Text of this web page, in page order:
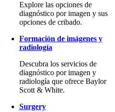
Explore las opciones de
diagnóstico por imagen y sus
opciones de cribado.
Formación de imágenes y
radiología
Descubra los servicios de
diagnóstico por imagen y
radiología que ofrece Baylor
Scott & White.
Surgery